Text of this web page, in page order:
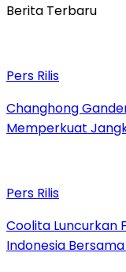
Berita Terbaru
Pers Rilis
Changhong
Memperkuat
Pers Rilis
Coolita Luncurkan
Indonesia